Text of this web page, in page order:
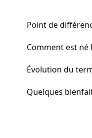
Point de
Comment est né
Évolution du
Quelques